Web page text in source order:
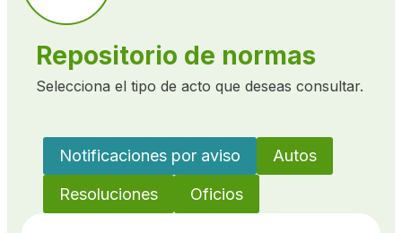
Repositorio de normas
Selecciona el tipo de acto que deseas consultar.
Notificaciones por aviso Autos
Resoluciones Oficios